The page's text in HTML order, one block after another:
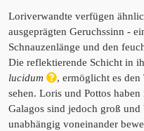
Loriverwandte verfügen
ausgeprägten Geruchssinn -
Schnauzenlänge und den
Die reflektierende Schicht in
lucidum
, ermöglicht es den
sehen. Loris und Pottos
Galagos sind jedoch groß
unabhängig voneinander